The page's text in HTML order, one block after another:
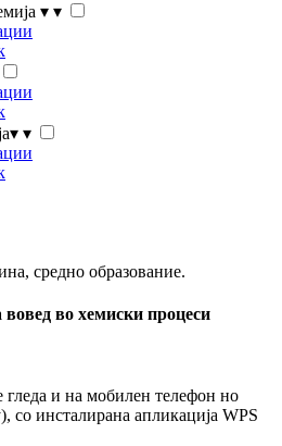
▾ ▾
▾ ▾
средно образование.
во хемиски процеси
гледа и на мобилен телефон но
со инсталирана апликација WPS